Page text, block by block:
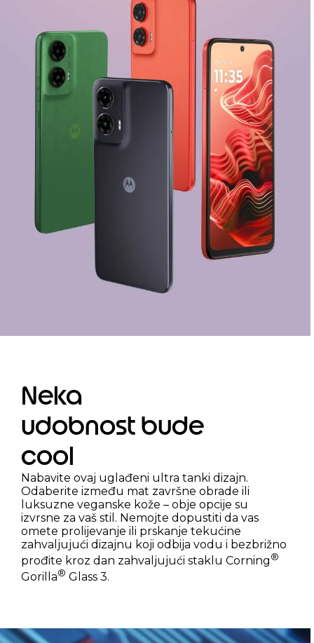
Neka
cool
Nabavite ovaj uglađeni ultra tanki dizajn.
Odaberite između mat završne obrade ili
luksuzne veganske kože – obje opcije su
izvrsne za vaš stil. Nemojte dopustiti da vas
omete prolijevanje ili prskanje tekućine
zahvaljujući dizajnu koji odbija vodu i bezbrižno
prođite kroz dan zahvaljujući staklu Corning
Gorilla®Glass 3.